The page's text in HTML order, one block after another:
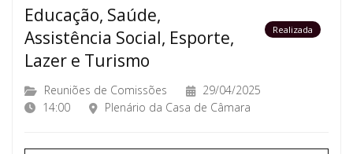
Educação, Saúde,
Assistência Social, Esporte,
Lazer e Turismo
Realizada
Reuniões de Comissões
29/04/2025
14:00
Plenário da Casa de Câmara